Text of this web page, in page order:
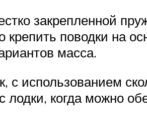
закрепленной
поводки на
масса.
использованием
лодки, когда можно